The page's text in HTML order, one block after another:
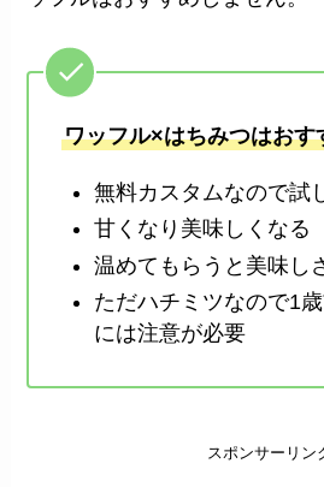
ワッフル×はちみつはおす
無料カスタムなので試
甘くなり美味しくなる
温めてもらうと美味し
ただハチミツなので1
には注意が必要
スポンサーリン